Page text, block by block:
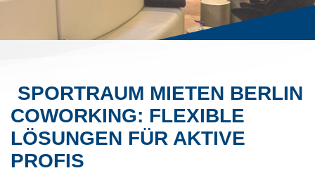
SPORTRAUM MIETEN BERLIN
COWORKING: FLEXIBLE
LÖSUNGEN FÜR AKTIVE
PROFIS